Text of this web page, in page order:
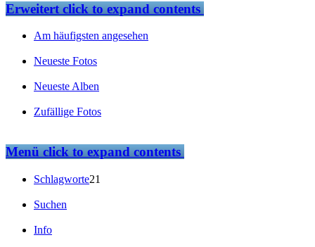
Erweitertclick to expand contents
Am häufigsten angesehen
Neueste Fotos
Neueste Alben
Zufällige Fotos
Menüclick to expand contents
Schlagworte21
Suchen
Info